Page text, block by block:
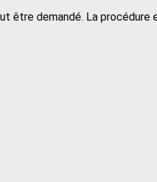
être demandé. La